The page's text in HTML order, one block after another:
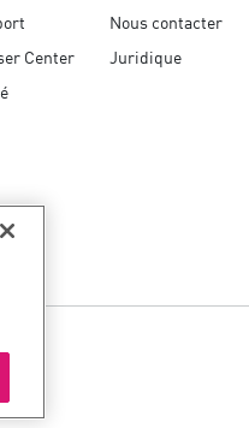
Center
Nous contacter
Juridique